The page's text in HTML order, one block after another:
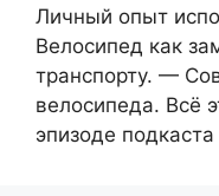
Личный опыт
Велосипед как
транспорту. —
велосипеда. Всё
эпизоде